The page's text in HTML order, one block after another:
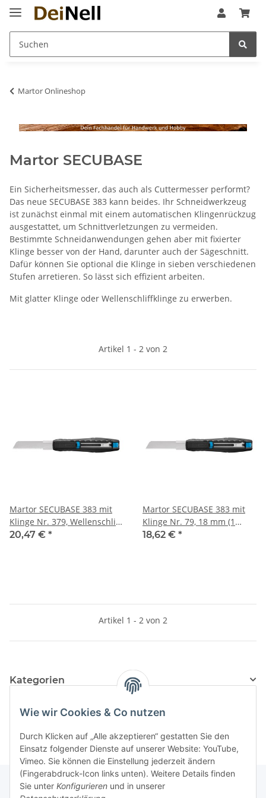
Wie wir Cookies & Co nutzen
Durch Klicken auf „Alle akzeptieren“ gestatten Sie den
Einsatz folgender Dienste auf unserer Website: YouTube,
Vimeo. Sie können die Einstellung jederzeit ändern
(Fingerabdruck-Icon links unten). Weitere Details finden
Sie unter Konfigurieren und in unserer
Martor Onlineshop
Martor SECUBASE
Ein Sicherheitsmesser, das auch als Cuttermesser performt?
Das neue SECUBASE 383 kann beides. Ihr Schneidwerkzeug
ist zunächst einmal mit einem automatischen Klingenrückzug
ausgestattet, um Schnittverletzungen zu vermeiden.
Bestimmte Schneidanwendungen gehen aber mit fixierter
Klinge besser von der Hand, darunter auch der Sägeschnitt.
Dafür können Sie optional die Klinge in sieben verschiedenen
Stufen arretieren. So lässt sich effizient arbeiten.
Mit glatter Klinge oder Wellenschliffklinge zu erwerben.
Artikel 1 - 2 von 2
Martor SECUBASE 383 mit
Klinge Nr. 379, Wellenschliff,
18 mm (1 Stück)
20,47 € *
Martor SECUBASE 383 mit
Klinge Nr. 79, 18 mm (1
einzeln im Karton)
18,62 € *
Artikel 1 - 2 von 2
Kategorien
Hersteller